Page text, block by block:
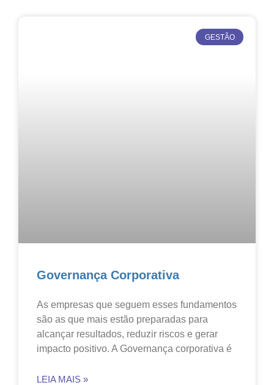
GESTÃO
Governança Corporativa
As empresas que seguem esses fundamentos
são as que mais estão preparadas para
alcançar resultados, reduzir riscos e gerar
impacto positivo. A Governança corporativa é
LEIA MAIS »